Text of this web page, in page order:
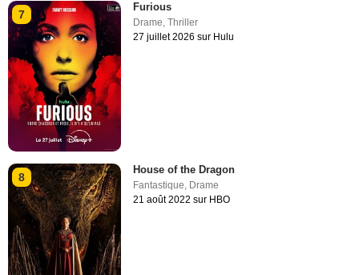
7
Furious
Drame,Thriller
27 juillet 2026 sur Hulu
8
House of the Dragon
Fantastique, Drame
21 août 2022 sur HBO